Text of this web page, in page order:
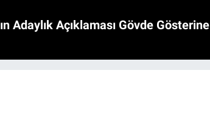
Adaylık Açıklaması Gövde Gösterine